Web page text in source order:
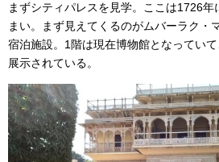
まずシティパレスを見学。ここは1726
まい。まず見えてくるのがムバーラク・
宿泊施設。1階は現在博物館となってい
展示されている。